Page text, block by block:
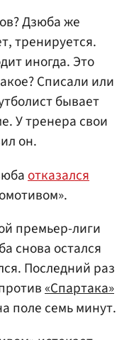
Дзюба же
тренируется.
иногда. Это
Списали или
бывает
У тренера свои
он.
отказался
премьер-лиги
снова остался
Последний раз
«Спартака»
поле семь минут.